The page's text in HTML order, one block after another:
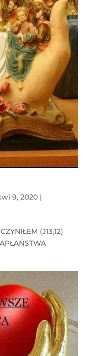
9, 2020|
(J13,12)